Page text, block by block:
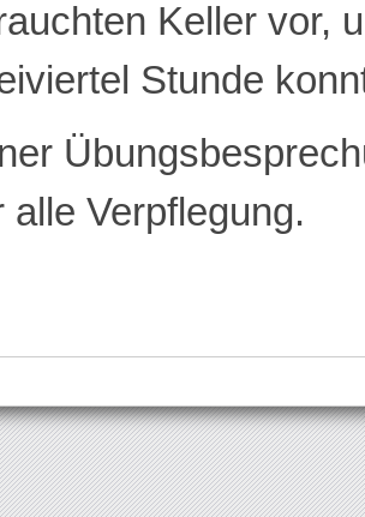
Keller vor,
Stunde
alle Verpflegung.